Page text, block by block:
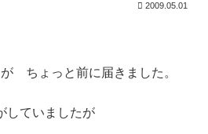
2009.05.01
ちょっと前に届きました。
ていましたが